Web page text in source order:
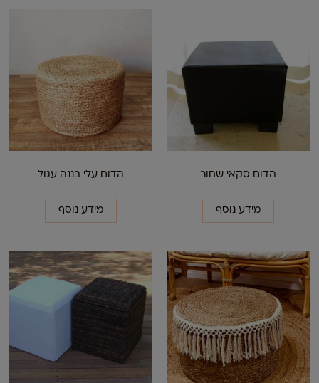
הדום סקאי שחור
מידע נוסף
הדום עלי בננה עגול
מידע נוסף